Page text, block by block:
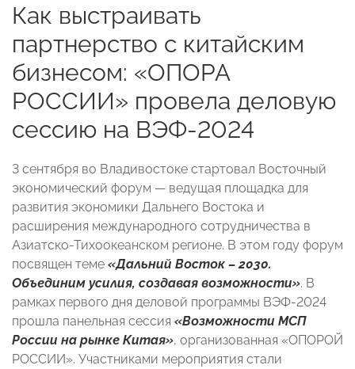
Как выстраивать
партнерство с китайским
бизнесом: «ОПОРА
РОССИИ» провела деловую
сессию на ВЭФ-2024
3 сентября во Владивостоке стартовал Восточный
экономический форум — ведущая площадка для
развития экономики Дальнего Востока и
расширения международного сотрудничества в
Азиатско-Тихоокеанском регионе. В этом году форум
посвящен теме «Дальний Восток – 2030.
Объединим усилия, создавая возможности». В
рамках первого дня деловой программы ВЭФ-2024
прошла панельная сессия «Возможности МСП
России на рынке Китая», организованная «ОПОРОЙ
РОССИИ». Участниками мероприятия стали